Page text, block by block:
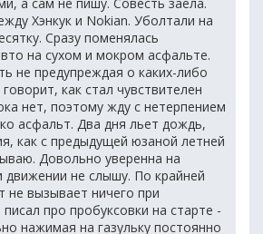
Хэнкук и Nokian. Уболтали на
Сразу поменялась
на сухом и мокром асфальте.
не предупреждая о каких-либо
как стал чувствителен
нет, поэтому жду с нетерпением
асфальт. Два дня льет дождь,
как с предыдущей юзаной летней
Довольно уверенна на
движении не слышу. По крайней
не вызывает ничего при
про пробуксовки на старте -
нажимая на газульку постоянно